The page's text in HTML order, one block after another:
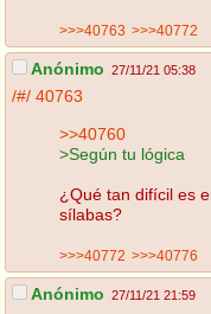
>>>40763 >>>40772
Anónimo 27/11/21 05:38
/#/ 40763
>>40760
>Según tu lógica
¿Qué tan difícil es
sílabas?
>>>40772 >>>40776
Anónimo 27/11/21 21:59